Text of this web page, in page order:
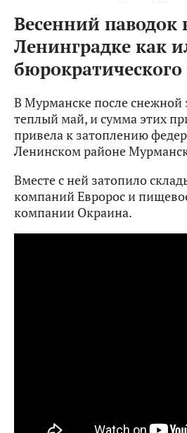
Весенний паводок
Ленинградке как
бюрократического
В Мурманске после снежной
теплый май, и сумма этих
привела к затоплению
Ленинском районе
Вместе с ней затопило
компаний Евророс и
компании Окраина.